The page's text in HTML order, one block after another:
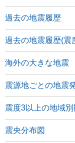
過去の地震履歴
過去の地震履歴(震
海外の大きな地震
震源地ごとの地震
震度3以上の地域
震央分布図